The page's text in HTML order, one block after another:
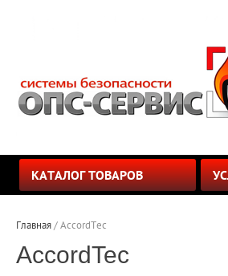
КАТАЛОГ ТОВАРОВ
Главная / AccordTec
AccordTec